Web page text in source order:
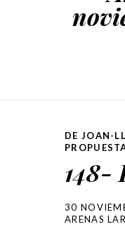
DE JOAN-
148-
30
ARENAS